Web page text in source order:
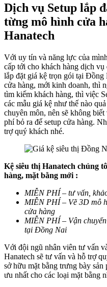
Dịch vụ Setup lắp
từng mô hình cửa
Hanatech
Với uy tín và năng lực của
cấp tới cho khách hàng dịch
lắp đặt giá kệ trọn gói tại
cửa hàng, mới kinh doanh, thì
tìm kiếm khách hàng, thì việc
các mẫu giá kệ như thế nào
chuyên môn, nên sẽ không
phí bỏ ra để setup cửa hàng.
trợ quý khách nhé.
Kệ siêu thị Hanatech chúng
hàng, mặt bằng mới :
MIỄN PHÍ – tư vấn,
MIỄN PHÍ – Vẽ 3D mô
cửa hàng
MIỄN PHÍ – Vận
tại Đồng Nai
Với đội ngũ nhân viên tư vấn
Hanatech sẽ tư vấn và hỗ trợ
sở hữu mặt bằng trưng bày
ưu nhất cho các loại mặt bằng